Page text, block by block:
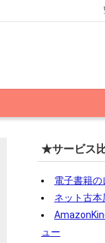
★サービス
電子書籍
ネット古本
ュー